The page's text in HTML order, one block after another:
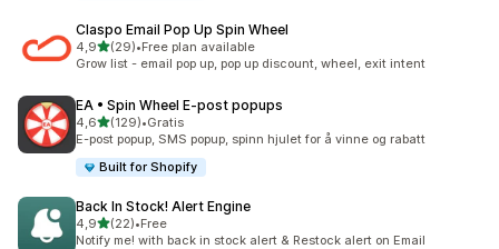
Claspo Email Pop Up Spin Wheel
4,9av 5 stjerner
(29)
Totalt 29 omtaler
•Free plan available
Grow list - email pop up, pop up discount, wheel, exit intent
EA • Spin Wheel E‑post popups
4,6av 5 stjerner
(129)
Totalt 129 omtaler
•Gratis
E-post popup, SMS popup, spinn hjulet for å vinne og rabatt
Built for Shopify
Back In Stock! Alert Engine
4,9av 5 stjerner
(22)
Totalt 22 omtaler
•Free
Notify me! with back in stock alert & Restock alert on Email